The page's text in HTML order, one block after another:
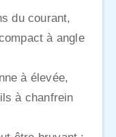
du courant,
à angle
à élevée,
à chanfrein